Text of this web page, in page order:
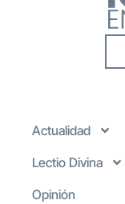
Actualidad
Lectio Divina
Opinión